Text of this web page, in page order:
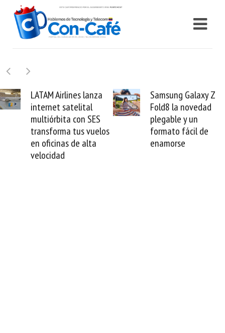
Samsung Galaxy Z
Fold8 la novedad
plegable y un
formato fácil de
enamorse
Cashea levanta 100
millones de dólares y
valida el crédito del
venezolano ante el
mundo